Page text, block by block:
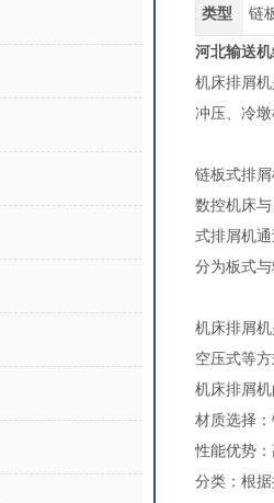
类型 链
河北输送
机床排屑
冲压、冷
链板式排
数控机床
式排屑机
分为板式
机床排屑
空压式等
机床排屑
材质选择‌
性能优势‌
分类‌：根